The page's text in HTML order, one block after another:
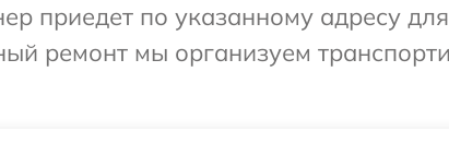
приедет по указанному адресу
ремонт мы организуем